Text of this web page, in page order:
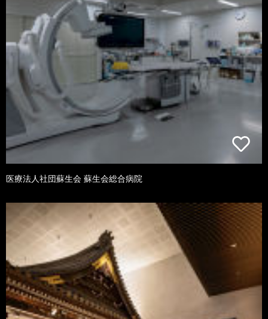
医療法人社団蘇生会 蘇生会総合病院